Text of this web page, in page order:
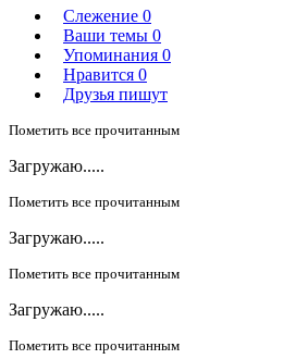
Слежение 0
Ваши темы 0
Упоминания 0
Нравится 0
Друзья пишут
Пометить все прочитанным
Загружаю.....
Пометить все прочитанным
Загружаю.....
Пометить все прочитанным
Загружаю.....
Пометить все прочитанным